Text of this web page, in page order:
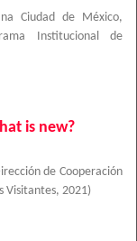
Ciudad de México,
Institucional de
is new?
de Cooperación
Visitantes, 2021)